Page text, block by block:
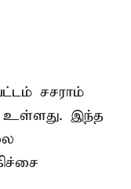
சசராம்
உள்ளது. இந்த